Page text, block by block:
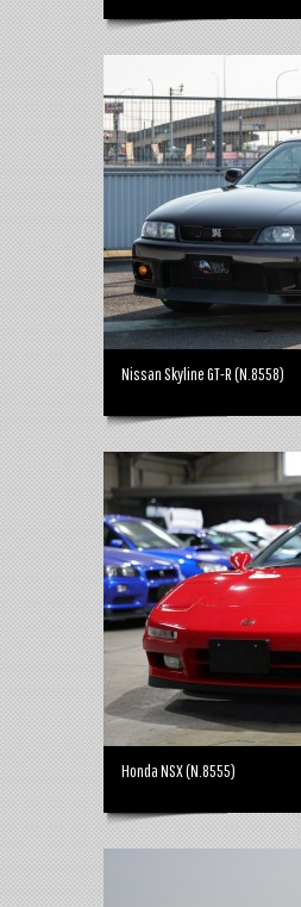
Nissan Skyline GT-R (N.8558)
Honda NSX (N.8555)